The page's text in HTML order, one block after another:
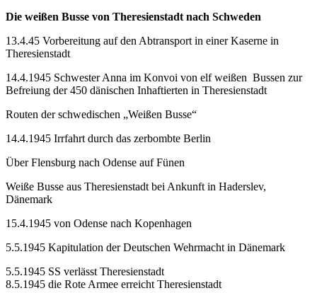
Die weißen Busse von Theresienstadt nach Schweden
13.4.45 Vorbereitung auf den Abtransport in einer Kaserne in
Theresienstadt
14.4.1945 Schwester Anna im Konvoi von elf weißen Bussen zur
Befreiung der 450 dänischen Inhaftierten in Theresienstadt
Routen der schwedischen „Weißen Busse“
14.4.1945 Irrfahrt durch das zerbombte Berlin
Über Flensburg nach Odense auf Fünen
Weiße Busse aus Theresienstadt bei Ankunft in Haderslev,
Dänemark
15.4.1945 von Odense nach Kopenhagen
5.5.1945 Kapitulation der Deutschen Wehrmacht in Dänemark
5.5.1945 SS verlässt Theresienstadt
8.5.1945 die Rote Armee erreicht Theresienstadt